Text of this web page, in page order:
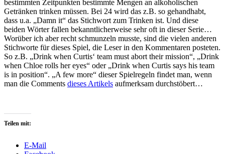
bestimmten Zeitpunkten bestimmte Mengen an alkoholischen
Getränken trinken müssen. Bei 24 wird das z.B. so gehandhabt,
dass u.a. „Damn it“ das Stichwort zum Trinken ist. Und diese
beiden Wörter fallen bekanntlicherweise sehr oft in dieser Serie…
Worüber ich aber recht schmunzeln musste, sind die vielen anderen
Stichworte für dieses Spiel, die Leser in den Kommentaren posteten.
So z.B. „Drink when Curtis‘ team must abort their mission“, „Drink
when Chloe rolls her eyes“ oder „Drink when Curtis says his team
is in position“. „A few more“ dieser Spielregeln findet man, wenn
man die Comments dieses Artikels aufmerksam durchstöbert…
Teilen mit:
E-Mail